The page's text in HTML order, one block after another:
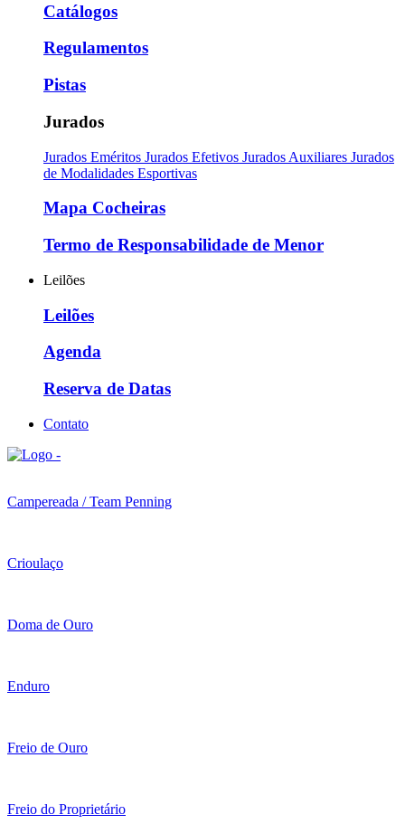
Catálogos
Regulamentos
Pistas
Jurados
Jurados Eméritos Jurados Efetivos Jurados Auxiliares Jurados
de Modalidades Esportivas
Mapa Cocheiras
Termo de Responsabilidade de Menor
Leilões
Leilões
Agenda
Reserva de Datas
Contato
Campereada / Team Penning
Crioulaço
Doma de Ouro
Enduro
Freio de Ouro
Freio do Proprietário